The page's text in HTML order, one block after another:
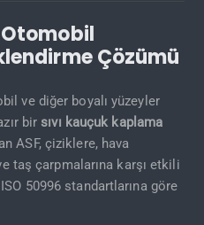
Çözümü
ve diğer boyalı yüzeyler
bir sıvı kauçuk kaplama
ASF, çiziklere, hava
taş çarpmalarına karşı etkili
50996 standartlarına göre